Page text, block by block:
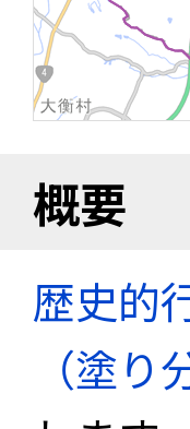
概要
歴史的
（塗り